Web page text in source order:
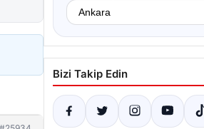
Bizi Takip Edin